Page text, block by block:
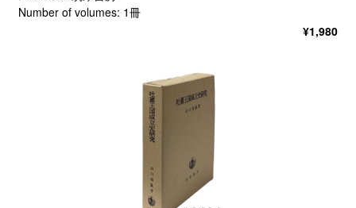
Number of volumes: 1冊
¥1,980